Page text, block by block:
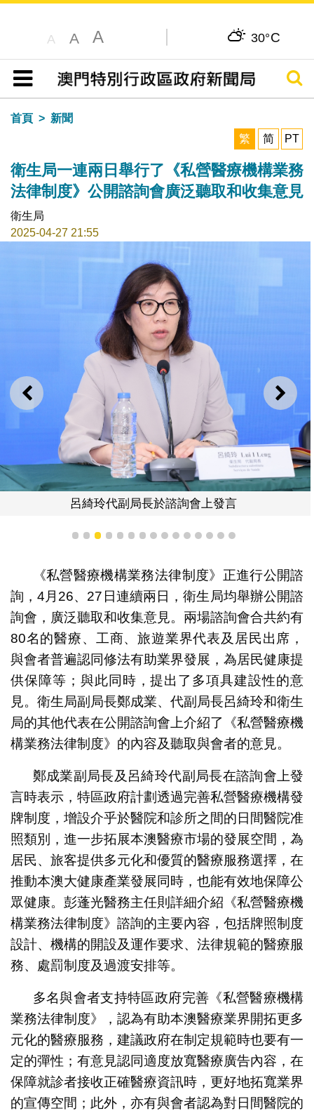
A A A 30°C
目錄
搜尋
首頁
新聞
繁
简 PT
衛生局一連兩日舉行了《私營醫療機構業務
法律制度》公開諮詢會廣泛聽取和收集意見
衛生局
2025-04-27 21:55
上一則 下一
呂綺玲代副局長於諮詢會上發言
1 2 3 4 5 6 7 8 9 101112131415
《私營醫療機構業務法律制度》正進行公開諮
詢，4月26、27日連續兩日，衛生局均舉辦公開諮
詢會，廣泛聽取和收集意見。兩場諮詢會合共約有
80名的醫療、工商、旅遊業界代表及居民出席，
與會者普遍認同修法有助業界發展，為居民健康提
供保障等；與此同時，提出了多項具建設性的意
見。衛生局副局長鄭成業、代副局長呂綺玲和衛生
局的其他代表在公開諮詢會上介紹了《私營醫療機
構業務法律制度》的內容及聽取與會者的意見。
鄭成業副局長及呂綺玲代副局長在諮詢會上發
言時表示，特區政府計劃透過完善私營醫療機構發
牌制度，增設介乎於醫院和診所之間的日間醫院准
照類別，進一步拓展本澳醫療市場的發展空間，為
居民、旅客提供多元化和優質的醫療服務選擇，在
推動本澳大健康產業發展同時，也能有效地保障公
眾健康。彭蓬光醫務主任則詳細介紹《私營醫療機
構業務法律制度》諮詢的主要內容，包括牌照制度
設計、機構的開設及運作要求、法律規範的醫療服
務、處罰制度及過渡安排等。
多名與會者支持特區政府完善《私營醫療機構
業務法律制度》，認為有助本澳醫療業界開拓更多
元化的醫療服務，建議政府在制定規範時也要有一
定的彈性；有意見認同適度放寬醫療廣告內容，在
保障就診者接收正確醫療資訊時，更好地拓寬業界
的宣傳空間；此外，亦有與會者認為對日間醫院的